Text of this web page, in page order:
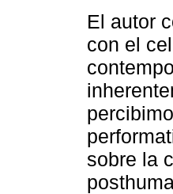
El autor
con el
sobre la